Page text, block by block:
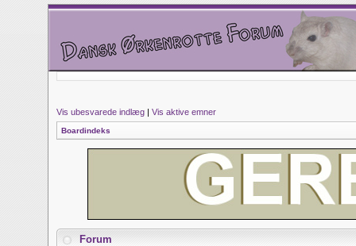
Vis ubesvarede indlæg | Vis aktive emner
Boardindeks
Forum